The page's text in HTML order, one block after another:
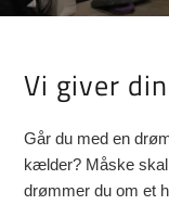
Vi giver
Går du med en
kælder? Måske
drømmer du om et